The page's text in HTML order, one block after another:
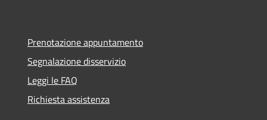
Prenotazione appuntamento
Segnalazione disservizio
Leggi le FAQ
Richiesta assistenza